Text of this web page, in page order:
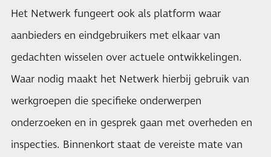
​Het Netwerk fungeert ook als platform waar
aanbieders en eindgebruikers met elkaar van
gedachten wisselen over actuele ontwikkelingen.
Waar nodig maakt het Netwerk hierbij gebruik van
werkgroepen die specifieke onderwerpen
onderzoeken en in gesprek gaan met overheden en
inspecties. Binnenkort staat de vereiste mate van